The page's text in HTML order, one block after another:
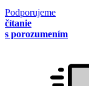
Podporujeme
čítanie
s porozumením